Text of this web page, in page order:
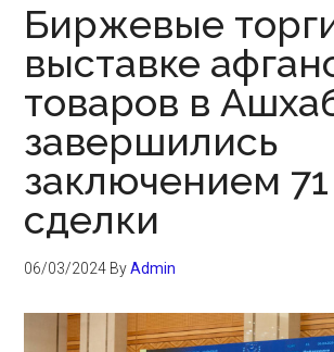
Биржевые
выставке
товаров в
завершились
заключением 71
сделки
06/03/2024 ByAdmin